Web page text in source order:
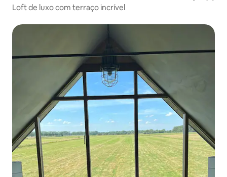
Loft de luxo com terraço incrível